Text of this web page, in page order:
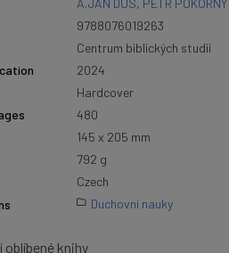
9788076019263
Centrum biblických studií
2024
Hardcover
480
145 x 205 mm
792 g
Czech
Duchovní nauky
oblíbené knihy